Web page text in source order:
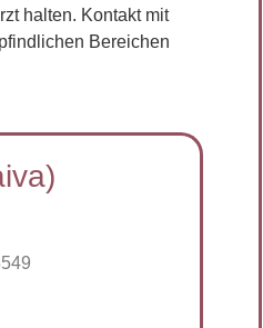
halten. Kontakt mit
Bereichen